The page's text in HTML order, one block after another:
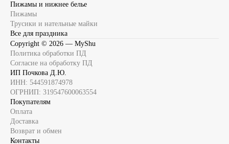
Пижамы и нижнее белье
Пижамы
Трусики и нательные майки
Все для праздника
Copyright © 2026 — MyShu
Политика обработки ПД
Согласие на обработку ПД
ИП Почкова Д.Ю.
ИНН: 544591874978
ОГРНИП: 319547600063554
Покупателям
Оплата
Доставка
Возврат и обмен
Контакты